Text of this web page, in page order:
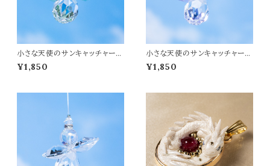
小さな天使のサンキャッチャー
【グリーンエンジェル 】
¥1,850
小さな天使のサンキャッチャー
【パープルエンジェル】
¥1,850